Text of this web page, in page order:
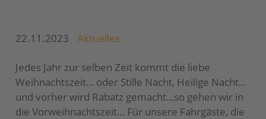
22.11.2023 Aktuelles
Jedes Jahr zur selben Zeit kommt die liebe
Weihnachtszeit… oder Stille Nacht, Heilige Nacht…
und vorher wird Rabatz gemacht…so gehen wir in
die Vorweihnachtszeit… Für unsere Fahrgäste, die